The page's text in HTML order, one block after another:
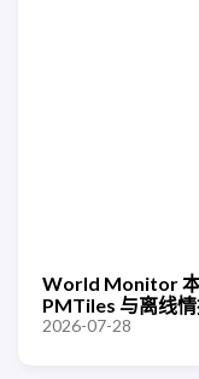
World Monitor 本
PMTiles 与离线
2026-07-28